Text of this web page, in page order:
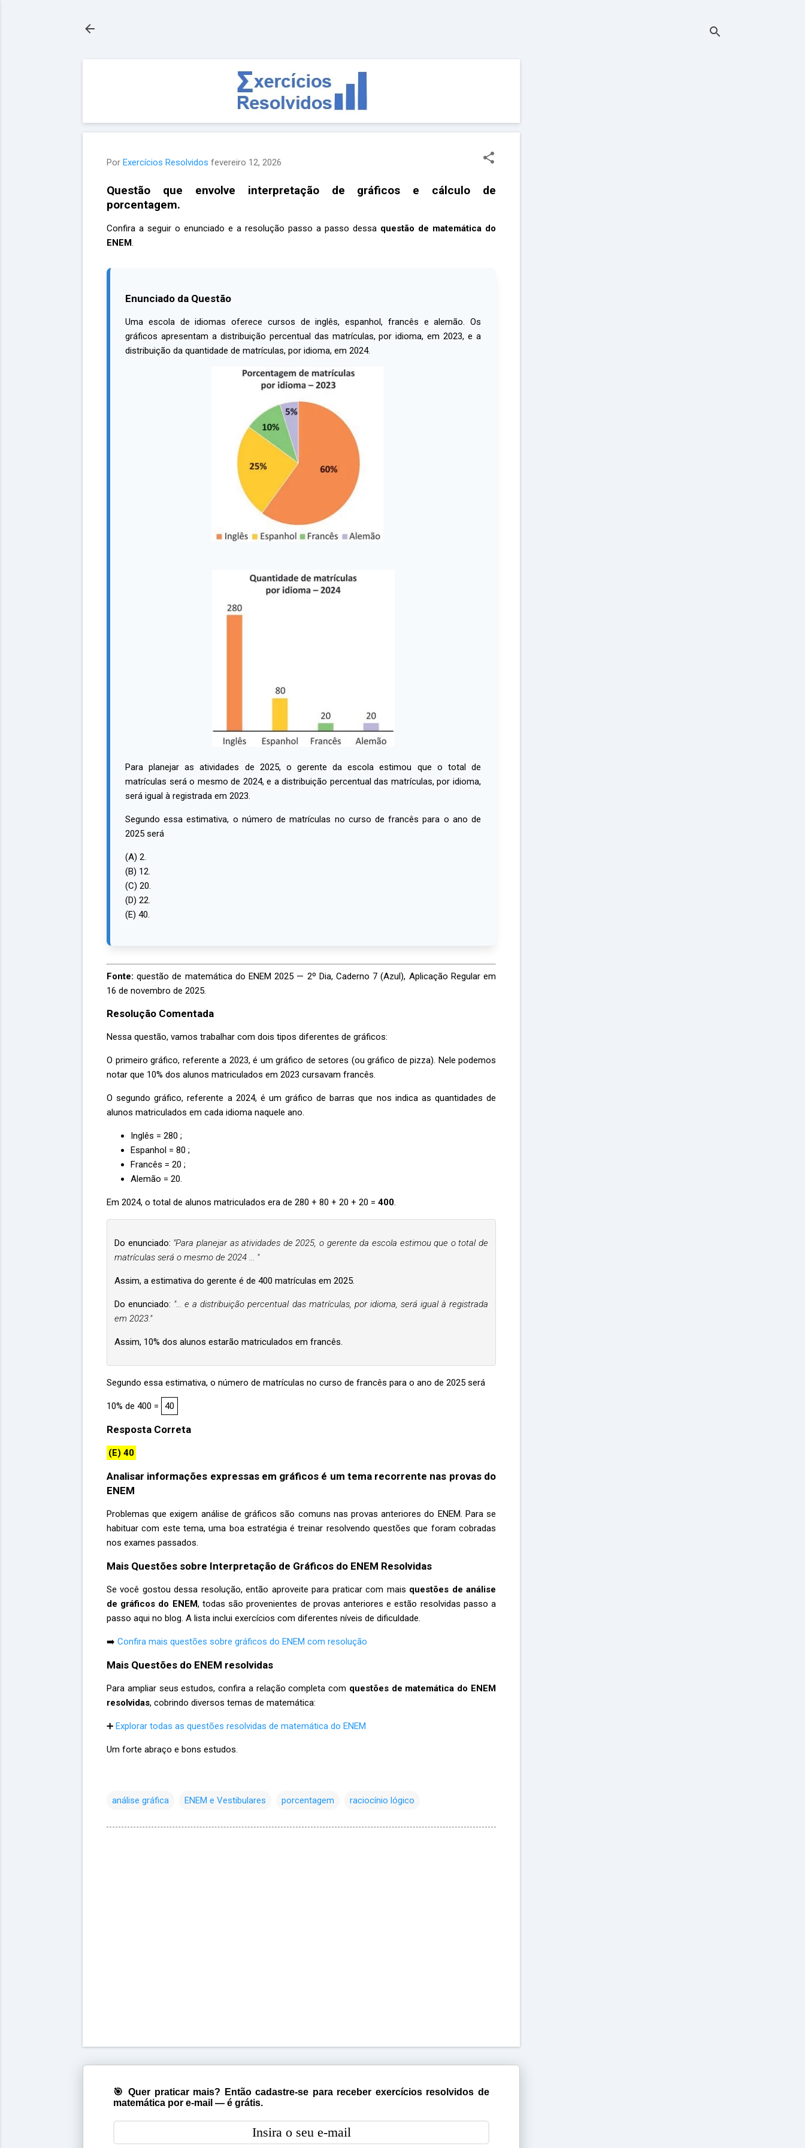
Por Exercícios Resolvidos fevereiro 12, 2026
Questão que envolve interpretação de gráficos e cálculo de
porcentagem.
Confira a seguir o enunciado e a resolução passo a passo dessa questão de matemática do
ENEM
Enunciado da Questão
Uma escola de idiomas oferece cursos de inglês, espanhol, francês e alemão. Os
gráficos apresentam a distribuição percentual das matrículas, por idioma, em 2023, e a
distribuição da quantidade de matrículas, por idioma, em 2024.
Para planejar as atividades de 2025, o gerente da escola estimou que o total de
matrículas será o mesmo de 2024, e a distribuição percentual das matrículas, por idioma,
será igual à registrada em 2023.
Segundo essa estimativa, o número de matrículas no curso de francês para o ano de
2025 será
(A) 2.
(B) 12.
(C) 20.
(D) 22.
(E) 40.
Fonte:questão de matemática do ENEM 2025 — 2º Dia, Caderno 7 (Azul), Aplicação Regular em
16 de novembro de 2025.
Resolução Comentada
Nessa questão, vamos trabalhar com dois tipos diferentes de gráficos:
O primeiro gráfico, referente a 2023, é um gráfico de setores (ou gráfico de pizza). Nele podemos
notar que 10% dos alunos matriculados em 2023 cursavam francês.
O segundo gráfico, referente a 2024, é um gráfico de barras que nos indica as quantidades de
alunos matriculados em cada idioma naquele ano.
Inglês = 280 ;
Espanhol = 80 ;
Francês = 20 ;
Alemão = 20.
Em 2024, o total de alunos matriculados era de 280 + 80 + 20 + 20 = 400.
Do enunciado: "Para planejar as atividades de 2025, o gerente da escola estimou que o total de
matrículas será o mesmo de 2024 ... "
Assim, a estimativa do gerente é de 400 matrículas em 2025.
Do enunciado: "... e a distribuição percentual das matrículas, por idioma, será igual à registrada
em 2023."
Assim, 10% dos alunos estarão matriculados em francês.
Segundo essa estimativa, o número de matrículas no curso de francês para o ano de 2025 será
10% de 400 = 40
Resposta Correta
(E) 40
Analisar informações expressas em gráficos é um tema recorrente nas provas do
ENEM
Problemas que exigem análise de gráficos são comuns nas provas anteriores do ENEM. Para se
habituar com este tema, uma boa estratégia é treinar resolvendo questões que foram cobradas
nos exames passados.
Mais Questões sobre Interpretação de Gráficos do ENEM Resolvidas
Se você gostou dessa resolução, então aproveite para praticar com mais questões de análise
de gráficos do ENEM, todas são provenientes de provas anteriores e estão resolvidas passo a
passo aqui no blog. A lista inclui exercícios com diferentes níveis de dificuldade.
➡️ Confira mais questões sobre gráficos do ENEM com resolução
Mais Questões do ENEM resolvidas
Para ampliar seus estudos, confira a relação completa com questões de matemática do ENEM
resolvidas, cobrindo diversos temas de matemática:
➕ Explorar todas as questões resolvidas de matemática do ENEM
Um forte abraço e bons estudos.
análise gráfica ENEM e Vestibulares porcentagem raciocínio lógico
🎯 Quer praticar mais? Então cadastre-se para receber exercícios resolvidos de
matemática por e-mail — é grátis.